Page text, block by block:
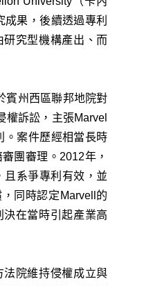
果，後續透過專利
究型機構產出、而
賓州西區聯邦地院對
權訴訟，主張Marvel
。案件歷經相當長時
團審理。2012年，
且系爭專利有效，並
同時認定Marvell的
在當時引起產業高
院維持侵權成立與